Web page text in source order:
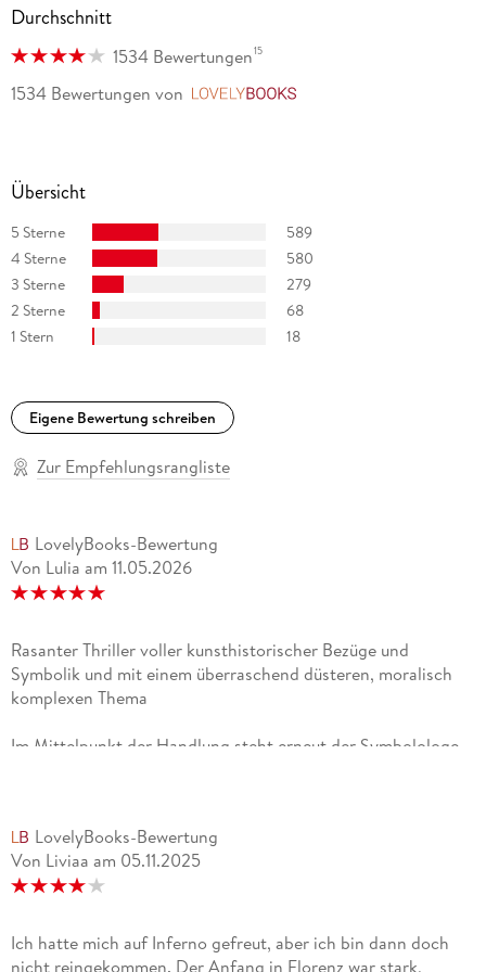
Durchschnitt
1534 Bewertungen15
1534 Bewertungen von
Übersicht
5 Sterne
589
4 Sterne
580
3 Sterne
279
2 Sterne
68
1 Stern
18
Eigene Bewertung schreiben
Zur Empfehlungsrangliste
LovelyBooks-Bewertung
Von Lulia am 11.05.2026
Rasanter Thriller voller kunsthistorischer Bezüge und
Symbolik und mit einem überraschend düsteren, moralisch
komplexen Thema
Im Mittelpunkt der Handlung steht erneut der Symbolologe
versucht er zusammen mit Ärztin Dr. Sienna Brooks die
Rätsel des genialen aber radikalen Wissenschaftlers Bertrand
Zobrist zu entschlüsseln, die Langdon von Florenz über
ist sehr atmosphärisch und als Leser hat man das Gefühl als
wäre man an den Orten live dabei.Bei den Protagonisten
LovelyBooks-Bewertung
Von Liviaa am 05.11.2025
Ich hatte mich auf Inferno gefreut, aber ich bin dann doch
nicht reingekommen. Der Anfang in Florenz war stark,